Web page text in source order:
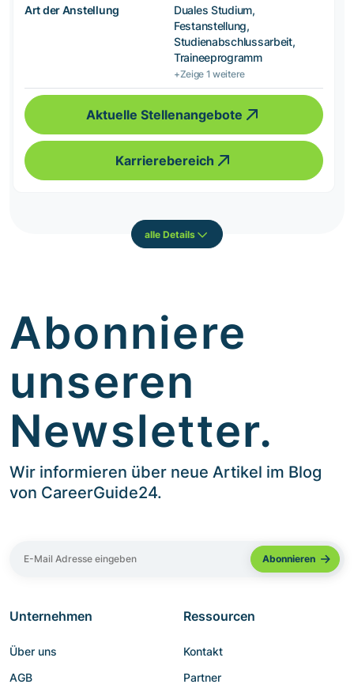
Art der Anstellung
Duales Studium,
Festanstellung,
Studienabschlussarbeit,
Traineeprogramm
+Zeige 1 weitere
Aktuelle Stellenangebote
Karrierebereich
alle Details
Abonniere
unseren
Newsletter.
Wir informieren über neue Artikel im Blog
von CareerGuide24.
Unternehmen
Über uns
AGB
Ressourcen
Kontakt
Partner